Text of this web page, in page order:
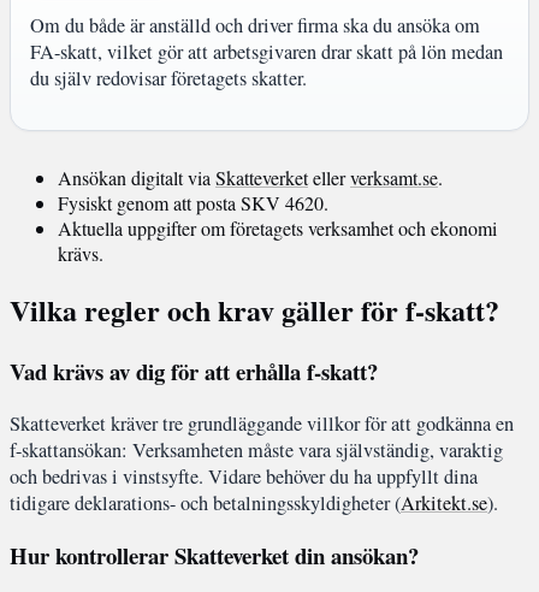
Om du både är anställd och driver firma ska du ansöka om
FA-skatt, vilket gör att arbetsgivaren drar skatt på lön medan
du själv redovisar företagets skatter.
Ansökan digitalt via Skatteverketellerverksamt.se.
Fysiskt genom att posta SKV 4620.
Aktuella uppgifter om företagets verksamhet och ekonomi
krävs.
Vilka regler och krav gäller för f-skatt?
Vad krävs av dig för att erhålla f-skatt?
Skatteverket kräver tre grundläggande villkor för att godkänna en
f-skattansökan: Verksamheten måste vara självständig, varaktig
och bedrivas i vinstsyfte. Vidare behöver du ha uppfyllt dina
tidigare deklarations- och betalningsskyldigheter (Arkitekt.se).
Hur kontrollerar Skatteverket din ansökan?